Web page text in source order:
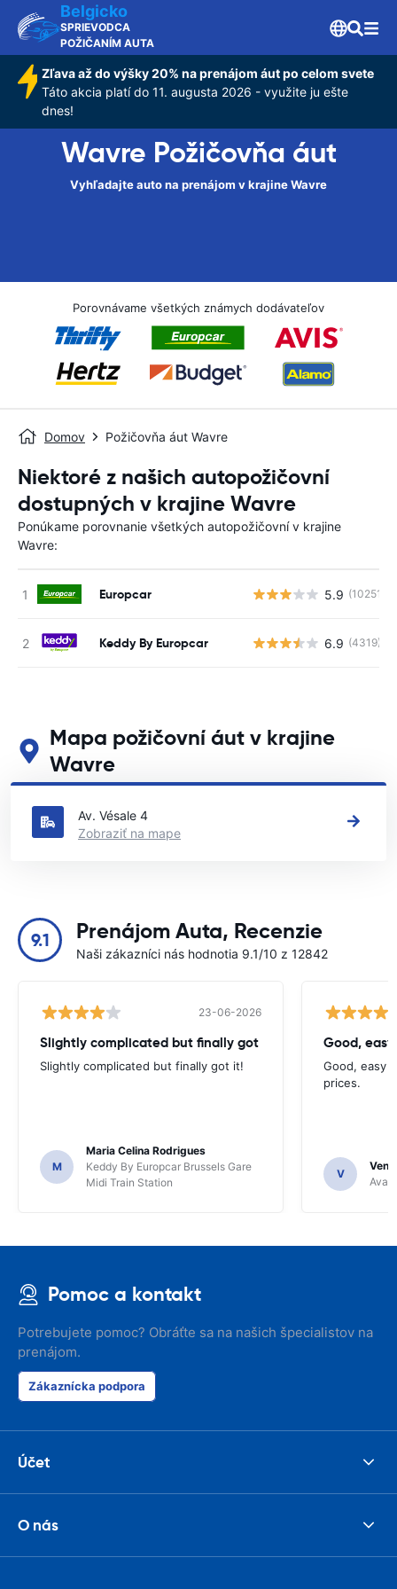
Belgicko
SPRIEVODCA
POŽIČANÍM AUTA
Zľava až do výšky 20% na prenájom áut po celom svete
Táto akcia platí do 11. augusta 2026 - využite ju ešte
dnes!
Wavre Požičovňa áut
Vyhľadajte auto na prenájom v krajine Wavre
Porovnávame všetkých známych dodávateľov
Domov Požičovňa áut Wavre
Niektoré z našich autopožičovní
dostupných v krajine Wavre
Ponúkame porovnanie všetkých autopožičovní v krajine
Wavre:
Europcar 5.9 (10251)
Keddy By Europcar 6.9 (4319)
Mapa požičovní áut v krajine
Wavre
Pozrite si naše hlavné požičovne áut v krajine Wavre
Av. Vésale 4
Zobraziť na mape
9.1 Prenájom Auta, Recenzie
Naši zákazníci nás hodnotia 9.1/10 z 12842
23-06-2026
Slightly complicated but finally got
Slightly complicated but finally got it!
M
Maria Celina Rodrigues
Keddy By Europcar Brussels Gare
Midi Train Station
Good,
Good, easy
prices.
V
Pomoc a kontakt
Potrebujete pomoc? Obráťte sa na našich špecialistov na
prenájom.
Zákaznícka podpora
Účet
O nás